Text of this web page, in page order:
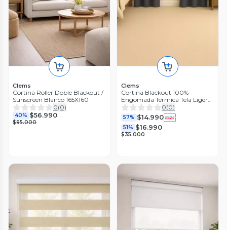
Clems
Cortina Roller Doble Blackout /
Sunscreen Blanco 165X160
0(0)
40% $56.990
$95.000
Clems
Cortina Blackout 100%
Engomada Termica Tela Ligera
140x225 - Microfibra Premium
- 2 Paños Gris Oscur
0(0)
57% $14.990
51% $16.990
$35.000